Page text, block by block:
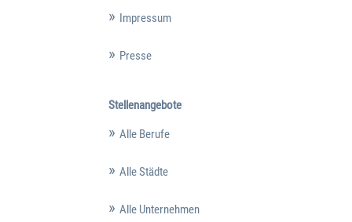
Impressum
Presse
Stellenangebote
Alle Berufe
Alle Städte
Alle Unternehmen